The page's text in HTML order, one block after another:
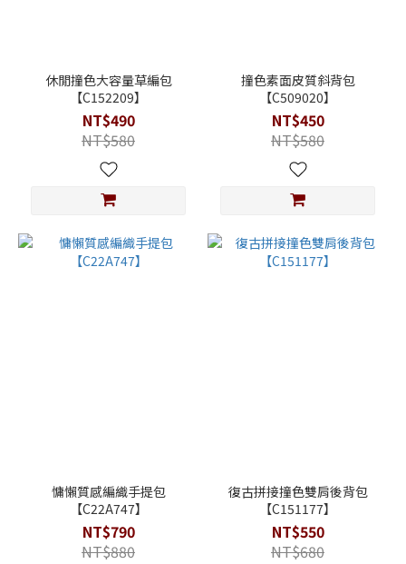
休閒撞色大容量草編包
【C152209】
NT$490
NT$580
撞色素面皮質斜背包
【C509020】
NT$450
NT$580
慵懶質感編織手提包
【C22A747】
NT$790
NT$880
復古拼接撞色雙肩後背包
【C151177】
NT$550
NT$680